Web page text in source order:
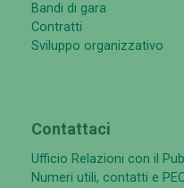
Bandi di gara
Contratti
Sviluppo organizzativo
Contattaci
Ufficio Relazioni con il
Numeri utili, contatti e